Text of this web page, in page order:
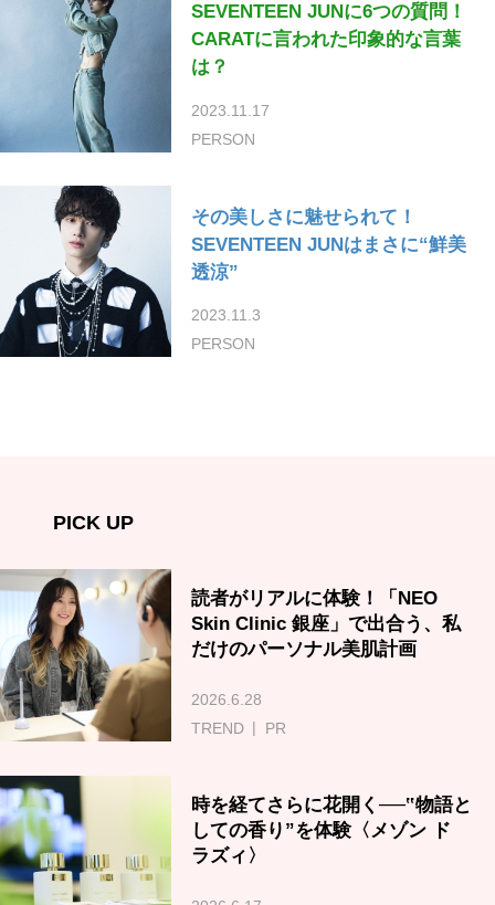
SEVENTEEN JUNに6つの質問！
CARATに言われた印象的な言葉
は？
2023.11.17
PERSON
その美しさに魅せられて！
SEVENTEEN JUNはまさに“鮮美
透涼”
2023.11.3
PERSON
PICK UP
読者がリアルに体験！「NEO
Skin Clinic 銀座」で出合う、私
だけのパーソナル美肌計画
2026.6.28
TREND
PR
時を経てさらに花開く──‟物語と
しての香り”を体験〈メゾン ド
ラズィ〉